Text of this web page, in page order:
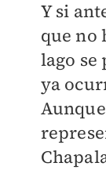
Y si
que no
lago se
ya